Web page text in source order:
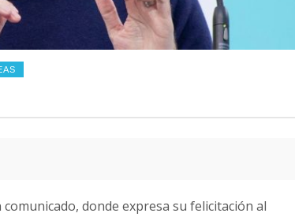
donde expresa su felicitación al